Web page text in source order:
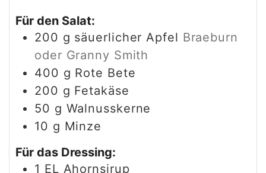
Für den Salat:
200 g säuerlicher Apfel Braeburn
oder Granny Smith
400 g Rote Bete
200 g Fetakäse
50 g Walnusskerne
10 g Minze
Für das Dressing:
1 EL Ahornsirup